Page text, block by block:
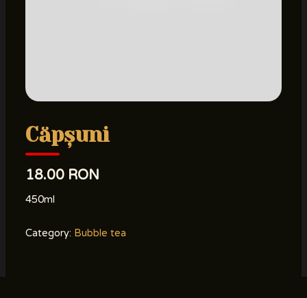
Căpșuni
18.00 RON
450ml
Category: Bubble tea